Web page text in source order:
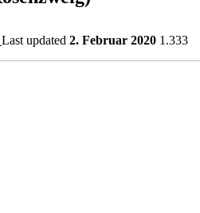
Last updated 2. Februar 2020 1.333